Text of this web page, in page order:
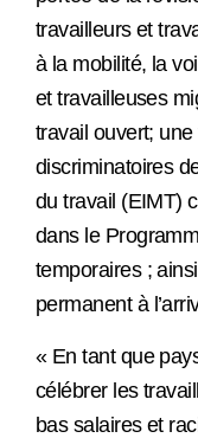
travailleurs et
à la mobilité, la
et travailleuses
travail ouvert;
discriminatoires
du travail (EIMT)
dans le
temporaires ;
permanent à
« En tant que
célébrer les
bas salaires et